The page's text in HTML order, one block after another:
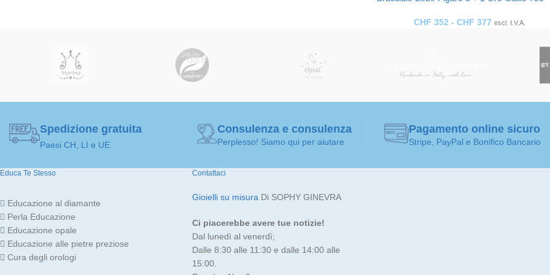
CHF 352 - CHF 377 escl. I.V.A.
Spedizione gratuita
Paesi CH, LI e UE
Consulenza e consulenza
Perplesso! Siamo qui per aiutare
Pagamento online sicuro
Stripe, PayPal e Bonifico Bancario
Educa Te Stesso
Educazione al diamante
Perla Educazione
Educazione opale
Educazione alle pietre preziose
Cura degli orologi
Contattaci
Gioielli su misura Di SOPHY GINEVRA
Ci piacerebbe avere tue notizie!
Dal lunedì al venerdì;
Dalle 8:30 alle 11:30 e dalle 14:00 alle
15:00.